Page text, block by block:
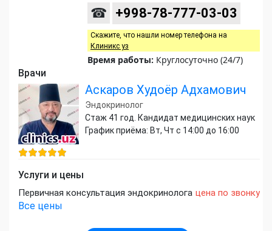
☎ +998-78-777-03-03
Скажите, что нашли номер телефона на
Клиникс уз
Время работы: Круглосуточно (24/7)
Врачи
Аскаров Худоёр Адхамович
Эндокринолог
Стаж 41 год. Кандидат медицинских наук
График приёма: Вт, Чт с 14:00 до 16:00
Услуги и цены
Первичная консультация эндокринолога цена по звонку
Все цены